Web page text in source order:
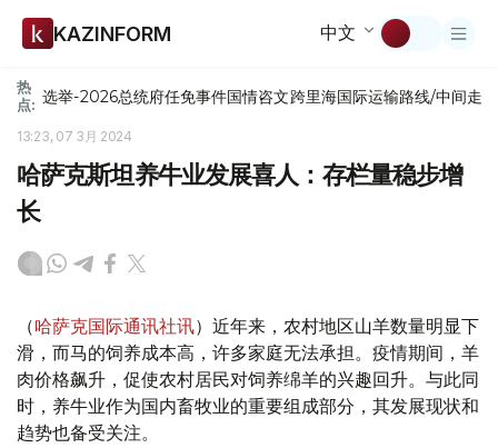
KAZINFORM 中文
热
点: 选举-2026总统府任免事件国情咨文跨里海国际运输路线/中间走廊
13:23, 07 3月 2024
哈萨克斯坦养牛业发展喜人：存栏量稳步增
长
（哈萨克国际通讯社讯）近年来，农村地区山羊数量明显下
滑，而马的饲养成本高，许多家庭无法承担。疫情期间，羊
肉价格飙升，促使农村居民对饲养绵羊的兴趣回升。与此同
时，养牛业作为国内畜牧业的重要组成部分，其发展现状和
趋势也备受关注。